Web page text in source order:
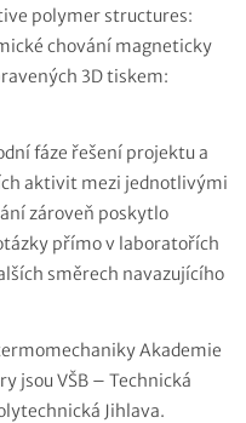
polymer structures:
chování magneticky
3D tiskem:
fáze řešení projektu a
aktivit mezi jednotlivými
zároveň poskytlo
přímo v laboratořích
směrech navazujícího
Akademie
jsou VŠB – Technická
Jihlava.